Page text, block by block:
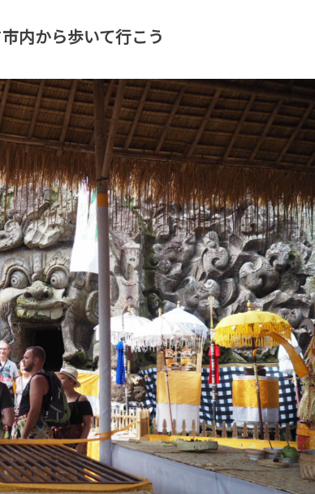
内から歩いて行こう